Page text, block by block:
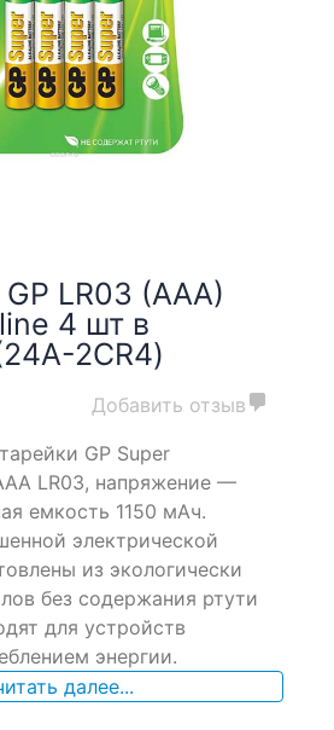
LR03 (AAA)
4 шт в
2CR4)
Добавить отзыв
GP Super
LR03, напряжение —
емкость 1150 мАч.
электрической
из экологически
без содержания ртути
для устройств
энергии.
далее...